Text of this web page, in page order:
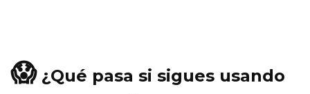
😱¿Qué pasa si sigues usando